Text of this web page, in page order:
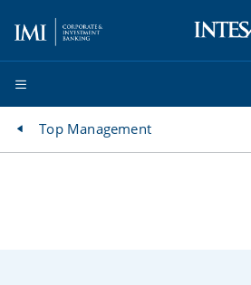
Top Management